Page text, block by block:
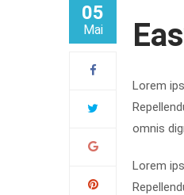
05
Mai
Lorem
omnis
Lorem